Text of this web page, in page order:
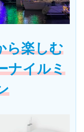
ら楽しむ
ナイルミ